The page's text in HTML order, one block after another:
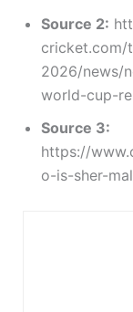
Source 2:
cricket.com/
2026/news/
world-cup-
Source 3:
https://
o-is-sher-